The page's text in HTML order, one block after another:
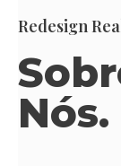
Redesign
Nós.